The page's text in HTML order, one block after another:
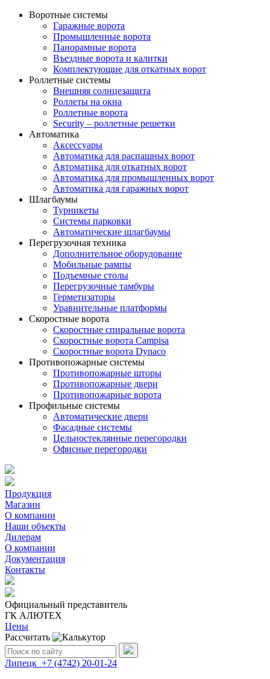
Воротные системы
Гаражные ворота
Промышленные ворота
Панорамные ворота
Въездные ворота и калитки
Комплектующие для откатных ворот
Роллетные системы
Внешняя солнцезащита
Роллеты на окна
Роллетные ворота
Security – роллетные решетки
Автоматика
Аксессуары
Автоматика для распашных ворот
Автоматика для откатных ворот
Автоматика для промышленных ворот
Автоматика для гаражных ворот
Шлагбаумы
Турникеты
Системы парковки
Автоматические шлагбаумы
Перегрузочная техника
Дополнительное оборудование
Мобильные рампы
Подъемные столы
Перегрузочные тамбуры
Герметизаторы
Уравнительные платформы
Скоростные ворота
Скоростные спиральные ворота
Скоростные ворота Campisa
Скоростные ворота Dynaco
Противопожарные системы
Противопожарные шторы
Противопожарные двери
Противопожарные ворота
Профильные системы
Автоматические двери
Фасадные системы
Цельностеклянные перегородки
Офисные перегородки
Продукция
Магазин
О компании
Наши объекты
Дилерам
О компании
Документация
Контакты
Официальный представитель
ГК АЛЮТЕХ
Цены
Рассчитать
Поиск:
Липецк +7 (4742) 20-01-24